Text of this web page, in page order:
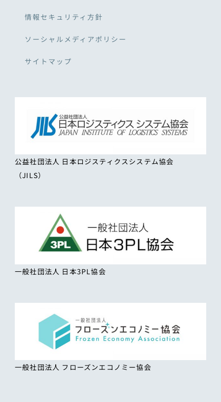
情報セキュリティ方針
ソーシャルメディアポリシー
サイトマップ
公益社団法人 日本ロジスティクスシステム協会
（JILS）
一般社団法人 日本3PL協会
一般社団法人 フローズンエコノミー協会